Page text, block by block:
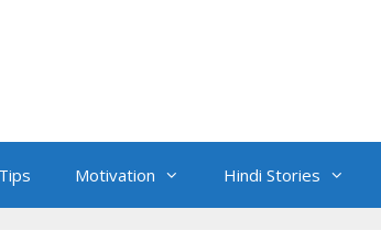
Motivation Hindi Stories